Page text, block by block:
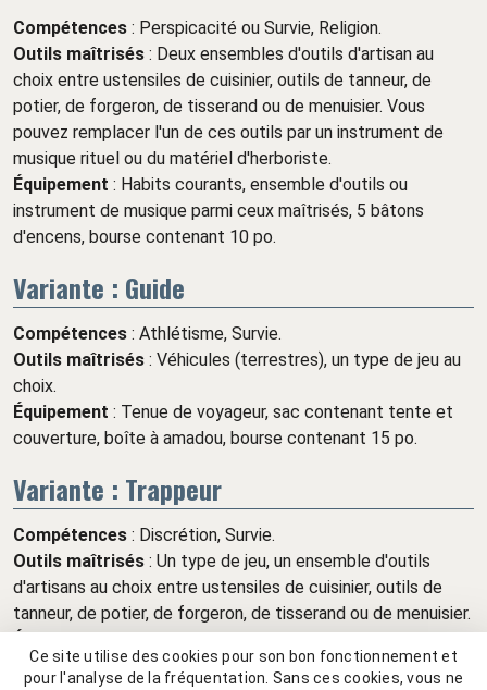
Compétences : Perspicacité ou Survie, Religion.
Outils maîtrisés : Deux ensembles d'outils d'artisan au
choix entre ustensiles de cuisinier, outils de tanneur, de
potier, de forgeron, de tisserand ou de menuisier. Vous
pouvez remplacer l'un de ces outils par un instrument de
musique rituel ou du matériel d'herboriste.
Équipement : Habits courants, ensemble d'outils ou
instrument de musique parmi ceux maîtrisés, 5 bâtons
d'encens, bourse contenant 10 po.
Variante : Guide
Compétences : Athlétisme, Survie.
Outils maîtrisés : Véhicules (terrestres), un type de jeu au
choix.
Équipement : Tenue de voyageur, sac contenant tente et
couverture, boîte à amadou, bourse contenant 15 po.
Variante : Trappeur
Compétences : Discrétion, Survie.
Outils maîtrisés : Un type de jeu, un ensemble d'outils
d'artisans au choix entre ustensiles de cuisinier, outils de
tanneur, de potier, de forgeron, de tisserand ou de menuisier.
Équipement: Tenue de voyageur, couverture, boîte à
amadou, fourrure d'un animal que vous avez tué et qui vous
Ce site utilise des cookies pour son bon fonctionnement et
pour l'analyse de la fréquentation. Sans ces cookies, vous ne